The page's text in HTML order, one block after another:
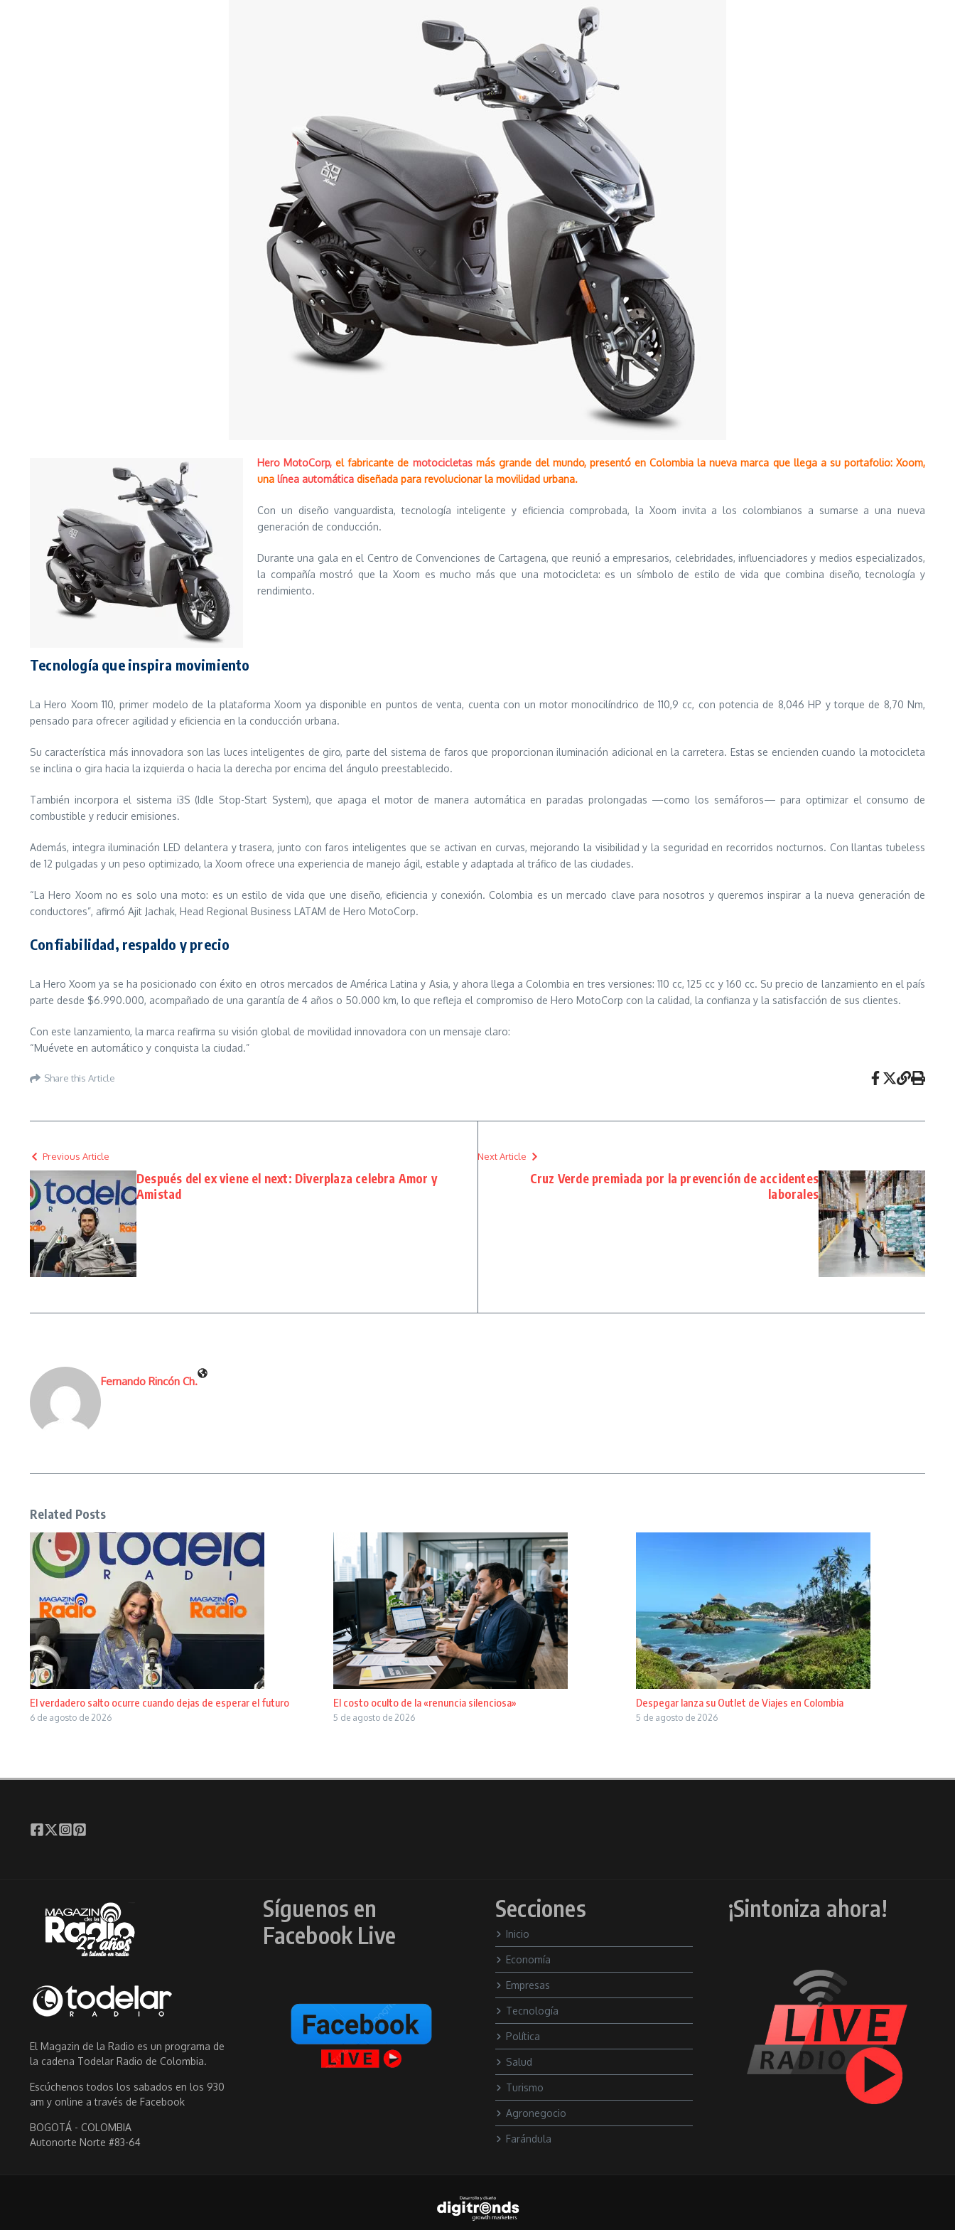
Hero MotoCorp, el fabricante de motocicletasmás grande del mundo, presentó en Colombia la nueva marca que llega a su portafolio: Xoom,
una línea automática diseñada para revolucionar la movilidad urbana.
Con un diseño vanguardista, tecnología inteligente y eficiencia comprobada, la Xoom invita a los colombianos a sumarse a una nueva
generación de conducción.
Durante una gala en el Centro de Convenciones de Cartagena, que reunió a empresarios, celebridades, influenciadores y medios especializados,
la compañía mostró que la Xoom es mucho más que una motocicleta: es un símbolo de estilo de vida que combina diseño, tecnología y
rendimiento.
Tecnología que inspira movimiento
La Hero Xoom 110, primer modelo de la plataforma Xoom ya disponible en puntos de venta, cuenta con un motor monocilíndrico de 110,9 cc, con potencia de 8,046 HP y torque de 8,70 Nm,
pensado para ofrecer agilidad y eficiencia en la conducción urbana.
Su característica más innovadora son las luces inteligentes de giro, parte del sistema de faros que proporcionan iluminación adicional en la carretera. Estas se encienden cuando la motocicleta
se inclina o gira hacia la izquierda o hacia la derecha por encima del ángulo preestablecido.
También incorpora el sistema i3S (Idle Stop-Start System), que apaga el motor de manera automática en paradas prolongadas —como los semáforos— para optimizar el consumo de
combustible y reducir emisiones.
Además, integra iluminación LED delantera y trasera, junto con faros inteligentes que se activan en curvas, mejorando la visibilidad y la seguridad en recorridos nocturnos. Con llantas tubeless
de 12 pulgadas y un peso optimizado, la Xoom ofrece una experiencia de manejo ágil, estable y adaptada al tráfico de las ciudades.
“La Hero Xoom no es solo una moto: es un estilo de vida que une diseño, eficiencia y conexión. Colombia es un mercado clave para nosotros y queremos inspirar a la nueva generación de
conductores”, afirmó Ajit Jachak, Head Regional Business LATAM de Hero MotoCorp.
Confiabilidad, respaldo y precio
La Hero Xoom ya se ha posicionado con éxito en otros mercados de América Latina y Asia, y ahora llega a Colombia en tres versiones: 110 cc, 125 cc y 160 cc. Su precio de lanzamiento en el país
parte desde $6.990.000, acompañado de una garantía de 4 años o 50.000 km, lo que refleja el compromiso de Hero MotoCorp con la calidad, la confianza y la satisfacción de sus clientes.
Con este lanzamiento, la marca reafirma su visión global de movilidad innovadora con un mensaje claro:
“Muévete en automático y conquista la ciudad.”
Share this Article
Previous Article
Después del ex viene el next: Diverplaza celebra Amor y
Amistad
Next Article
Cruz Verde premiada por la prevención de accidentes
laborales
Fernando Rincón Ch.
Related Posts
El verdadero salto ocurre cuando dejas de esperar el futuro
6 de agosto de 2026
El costo oculto de la «renuncia silenciosa»
5 de agosto de 2026
Despegar lanza su Outlet de Viajes en Colombia
5 de agosto de 2026
El Magazin de la Radio es un programa de
la cadena Todelar Radio de Colombia.
Escúchenos todos los sabados en los 930
am y online a través de Facebook
BOGOTÁ - COLOMBIA
Autonorte Norte #83-64
Síguenos en
Facebook Live
Secciones
Inicio
Economía
Empresas
Tecnología
Política
Salud
Turismo
Agronegocio
Farándula
¡Sintoniza ahora!